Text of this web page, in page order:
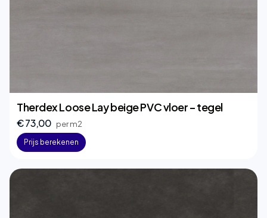
Therdex Loose Lay beige PVC vloer – tegel
€ 73,00 per m2
Prijs berekenen